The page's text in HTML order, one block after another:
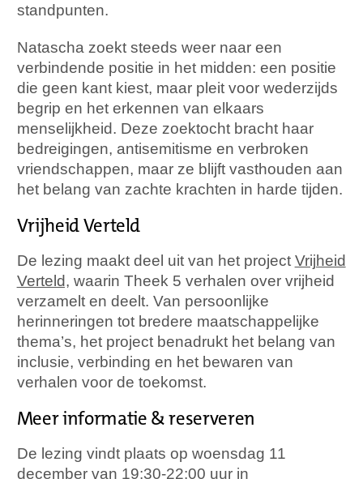
standpunten.
Natascha zoekt steeds weer naar een
verbindende positie in het midden: een positie
die geen kant kiest, maar pleit voor wederzijds
begrip en het erkennen van elkaars
menselijkheid. Deze zoektocht bracht haar
bedreigingen, antisemitisme en verbroken
vriendschappen, maar ze blijft vasthouden aan
het belang van zachte krachten in harde tijden.
Vrijheid Verteld
De lezing maakt deel uit van het project Vrijheid
Verteld, waarin Theek 5 verhalen over vrijheid
verzamelt en deelt. Van persoonlijke
herinneringen tot bredere maatschappelijke
thema’s, het project benadrukt het belang van
inclusie, verbinding en het bewaren van
verhalen voor de toekomst.
Meer informatie & reserveren
De lezing vindt plaats op woensdag 11
december van 19:30-22:00 uur in